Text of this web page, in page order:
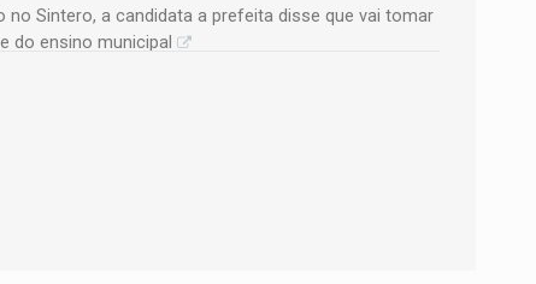
Sintero, a candidata a prefeita disse que vai tomar
do ensino municipal